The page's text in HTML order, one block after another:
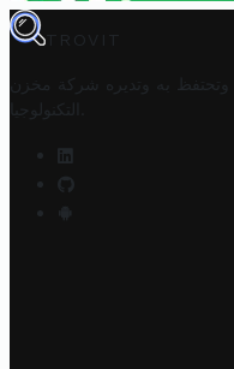
TROVIT
به وتديره
شركة مخزن
التكنولوجيا